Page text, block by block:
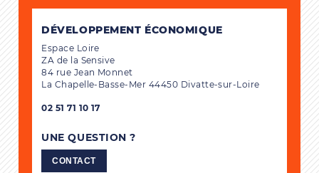
DÉVELOPPEMENT ÉCONOMIQUE
Espace Loire
ZA de la Sensive
84 rue Jean Monnet
La Chapelle-Basse-Mer 44450 Divatte-sur-Loire
02 51 71 10 17
UNE QUESTION ?
CONTACT